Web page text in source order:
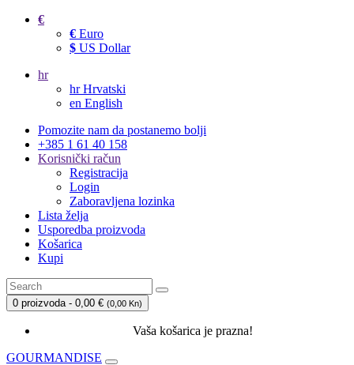
€
€ Euro
$ US Dollar
hr
hrHrvatski
en English
Pomozite nam da postanemo bolji
+385 1 61 40 158
Korisnički račun
Registracija
Login
Zaboravljena lozinka
Lista želja
Usporedba proizvoda
Košarica
Kupi
0 proizvoda - 0,00 € (0,00 Kn)
Vaša košarica je prazna!
GOURMANDISE